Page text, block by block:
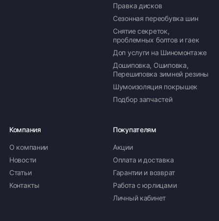
Правка дисков
Сезонная переобувка шин
Снятие секреток,
проблемных болтов и гаек
Доп услуги на Шиномонтаже
Дошиповка, Ошиповка,
Перешиповка зимней резины
Шумоизоляция покрышек
Подбор запчастей
Компания
О компании
Новости
Статьи
Контакты
Покупателям
Акции
Оплата и доставка
Гарантии и возврат
Работа с юрлицами
Личный кабинет